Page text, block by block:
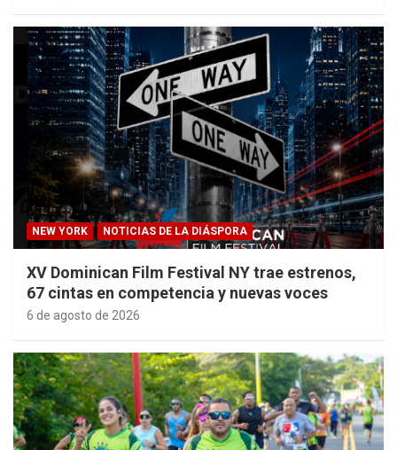
NEW YORK NOTICIAS DE LA DIÁSPORA
XV Dominican Film Festival NY trae estrenos,
67 cintas en competencia y nuevas voces
6 de agosto de 2026